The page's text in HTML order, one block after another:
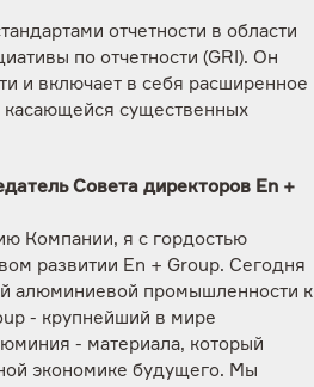
отчетности в области
по отчетности (GRI). Он
и включает в себя расширенное
существенных
Совета директоров En +
Компании, я с гордостью
развитии En + Group. Сегодня
алюминиевой промышленности к
- крупнейший в мире
- материала, который
экономике будущего. Мы